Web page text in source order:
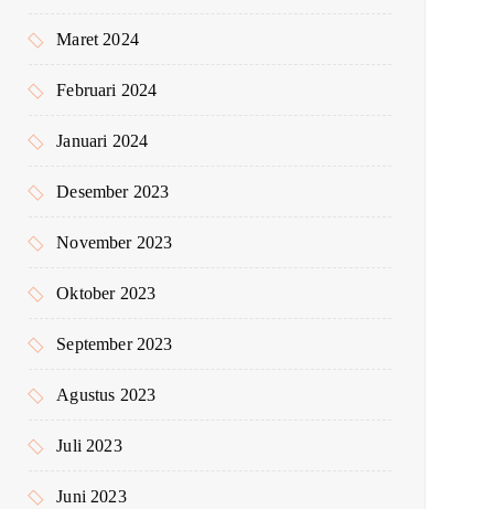
Maret 2024
Februari 2024
Januari 2024
Desember 2023
November 2023
Oktober 2023
September 2023
Agustus 2023
Juli 2023
Juni 2023